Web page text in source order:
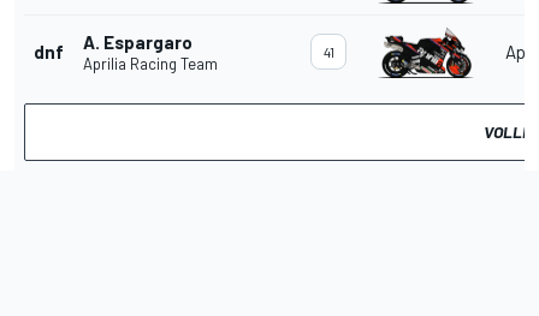
dnf A. Espargaro
Aprilia Racing Team
41